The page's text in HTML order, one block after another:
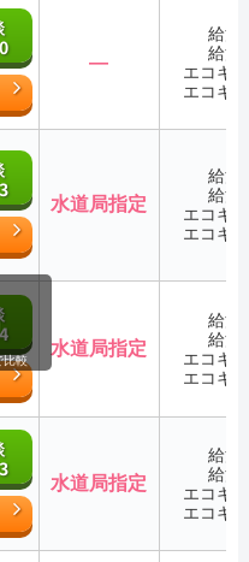
―
給湯
給湯
エコキ
エコキ
水道局指定
給湯
給湯
エコキ
エコキ
水道局指定
給湯
給湯
エコキ
エコキ
水道局指定
給湯
給湯
エコキ
エコキ
比較